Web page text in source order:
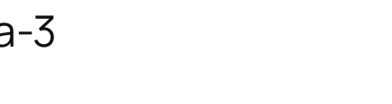
3